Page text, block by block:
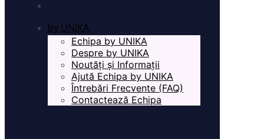
by UNIKA
Echipa by UNIKA
Despre by UNIKA
Noutăți și Informații
Ajută Echipa by UNIKA
Întrebări Frecvente (FAQ)
Contactează Echipa